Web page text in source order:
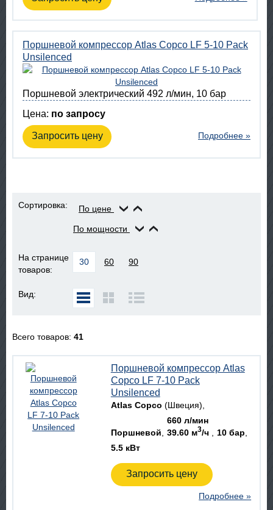
Поршневой компрессор Atlas Copco LF 5-10 Pack
Unsilenced
Поршневой электрический 492 л/мин, 10 бар
Цена: по запросу
Запросить цену Подробнее »
Сортировка: По цене
По мощности
На странице
товаров:
30 60 90
Вид:
Всего товаров: 41
Поршневой компрессор Atlas
Copco LF 7-10 Pack
Unsilenced
Atlas Copco (Швеция)
Поршневой
660 л/мин
39.60 м3/ч
10 бар
5.5 кВт
Запросить цену
Подробнее »